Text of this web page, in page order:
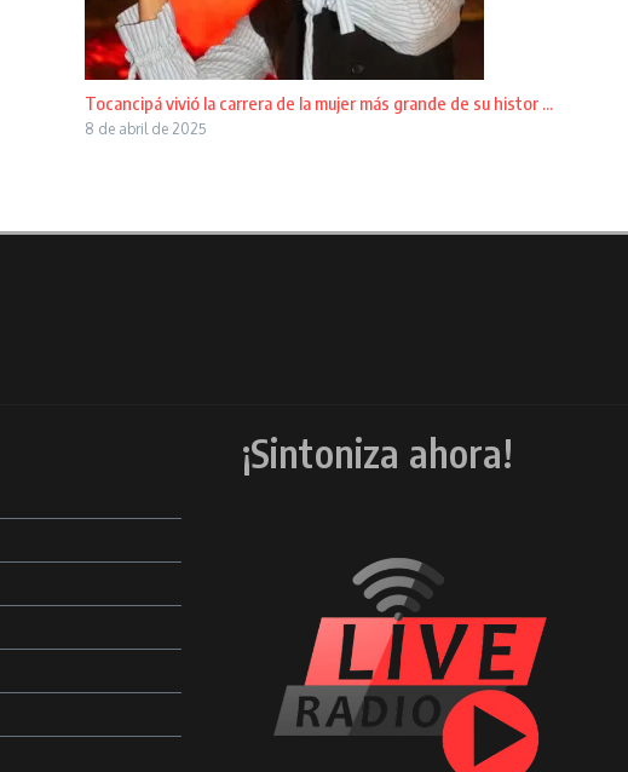
Tocancipá vivió la carrera de la mujer más grande de su histor ...
8 de abril de 2025
¡Sintoniza ahora!